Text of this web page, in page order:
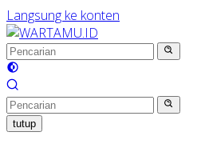
Langsung ke konten
tutup